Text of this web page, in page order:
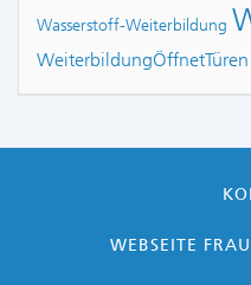
Wasserstoff-Weiterbildung
WeiterbildungÖffnetTüren
WEBSEITE